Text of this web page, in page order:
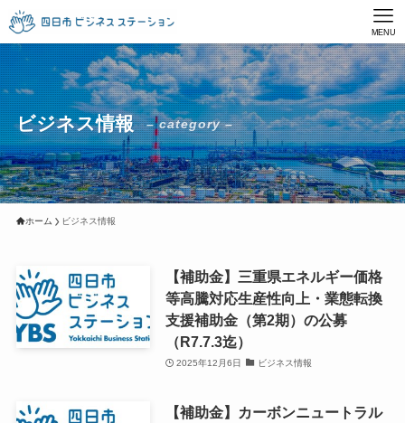
MENU
ビジネス情報 – category –
ホーム ビジネス情報
【補助金】三重県エネルギー価格
等高騰対応生産性向上・業態転換
支援補助金（第2期）の公募
（R7.7.3迄）
2025年12月6日 ビジネス情報
【補助金】カーボンニュートラル